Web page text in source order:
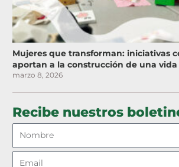
Mujeres que transforman: iniciativas
aportan a la construcción de una
marzo 8, 2026
Recibe nuestros